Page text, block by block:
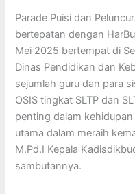
Parade Puisi dan
bertepatan dengan
Mei 2025 bertempat di
Dinas Pendidikan dan
sejumlah guru dan para
OSIS tingkat SLTP dan
penting dalam
utama dalam meraih
M.Pd.I Kepala
sambutannya.